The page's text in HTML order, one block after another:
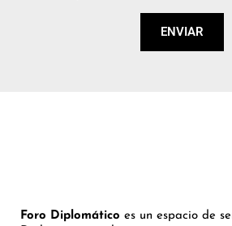
ENVIAR
Foro Diplomático es un espacio de